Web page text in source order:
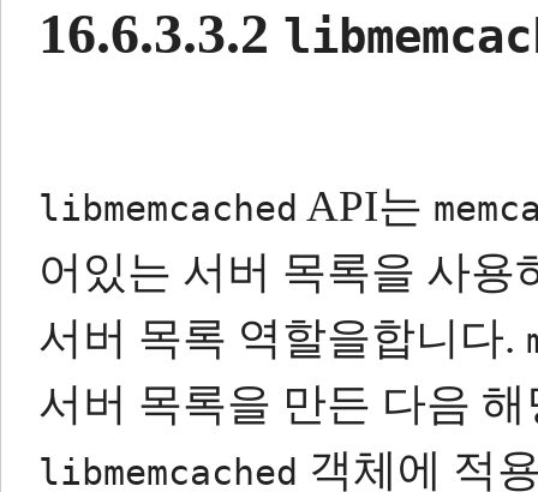
16.6.3.3.2
libmemcached API는
어있는 서버 목록을 사
서버 목록 역할을합니다.
서버 목록을 만든 다음
libmemcached 객체에 적